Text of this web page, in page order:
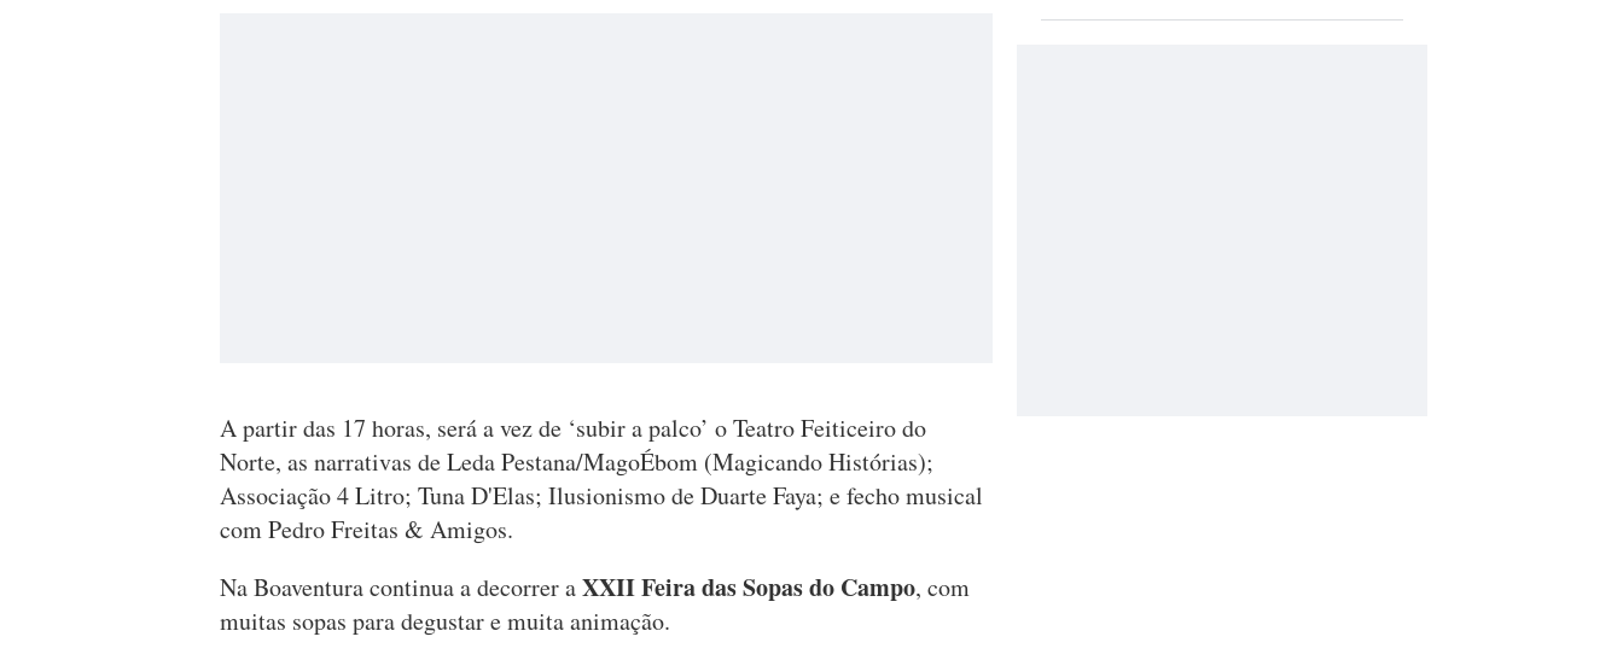
A partir das 17 horas, será a vez de ‘subir a palco’ o Teatro Feiticeiro do
Norte, as narrativas de Leda Pestana/MagoÉbom (Magicando Histórias);
Associação 4 Litro; Tuna D'Elas; Ilusionismo de Duarte Faya; e fecho musical
com Pedro Freitas & Amigos.
Na Boaventura continua a decorrer aXXII Feira das Sopas do Campo, com
muitas sopas para degustar e muita animação.